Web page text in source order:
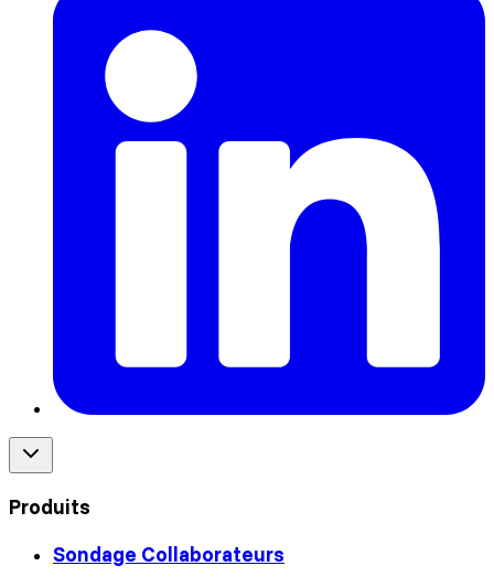
Produits
Sondage Collaborateurs